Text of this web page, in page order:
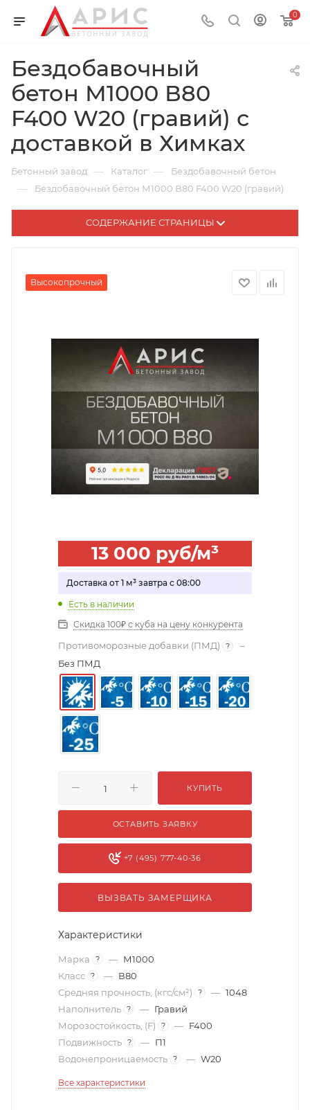
0
Бездобавочный
бетон М1000 В80
F400 W20 (гравий) с
доставкой в Химках
Бетонный завод — Каталог — Бездобавочный бетон
— Бездобавочный бетон М1000 В80 F400 W20 (гравий)
СОДЕРЖАНИЕ СТРАНИЦЫ
Высокопрочный
13 000 руб/м³
Доставка от 1 м³ завтра с 08:00
Есть в наличии
Скидка 100₽ с куба на цену конкурента
Противоморозные добавки (ПМД) ?
–
Без ПМД
КУПИТЬ
ОСТАВИТЬ ЗАЯВКУ
+7 (495) 777-40-36
ВЫЗВАТЬ ЗАМЕРЩИКА
Характеристики
Марка ? — М1000
Класс ? — В80
Средняя прочность, (кгс/см²)
? — 1048
Наполнитель ? — Гравий
Морозостойкость, (F)
? — F400
Подвижность ? — П1
Водонепроницаемость ? — W20
Все характеристики